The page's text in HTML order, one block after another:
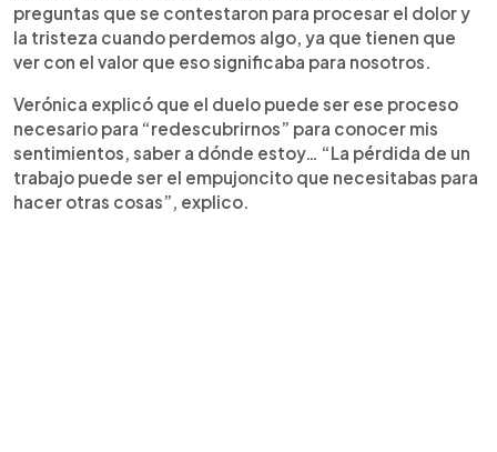
preguntas que se contestaron para procesar el dolor y
la tristeza cuando perdemos algo, ya que tienen que
ver con el valor que eso significaba para nosotros.
Verónica explicó que el duelo puede ser ese proceso
necesario para “redescubrirnos” para conocer mis
sentimientos, saber a dónde estoy… “La pérdida de un
trabajo puede ser el empujoncito que necesitabas para
hacer otras cosas”, explico.